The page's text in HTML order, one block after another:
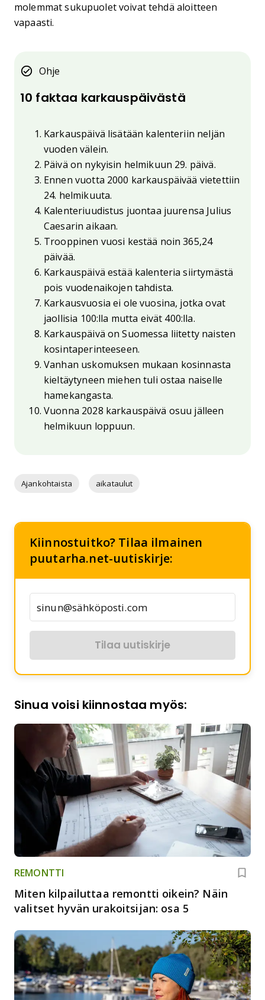
molemmat sukupuolet voivat tehdä aloitteen
vapaasti.
Ohje
10 faktaa karkauspäivästä
Karkauspäivä lisätään kalenteriin neljän
vuoden välein.
Päivä on nykyisin helmikuun 29. päivä.
Ennen vuotta 2000 karkauspäivää vietettiin
24. helmikuuta.
Kalenteriuudistus juontaa juurensa Julius
Caesarin aikaan.
Trooppinen vuosi kestää noin 365,24
päivää.
Karkauspäivä estää kalenteria siirtymästä
pois vuodenaikojen tahdista.
Karkausvuosia ei ole vuosina, jotka ovat
jaollisia 100:lla mutta eivät 400:lla.
Karkauspäivä on Suomessa liitetty naisten
kosintaperinteeseen.
Vanhan uskomuksen mukaan kosinnasta
kieltäytyneen miehen tuli ostaa naiselle
hamekangasta.
Vuonna 2028 karkauspäivä osuu jälleen
helmikuun loppuun.
Ajankohtaista aikataulut
Kiinnostuitko? Tilaa ilmainen
puutarha.net-uutiskirje:
Tilaa uutiskirje
Sinua voisi kiinnostaa myös:
REMONTTI
Miten kilpailuttaa remontti oikein? Näin
valitset hyvän urakoitsijan: osa 5